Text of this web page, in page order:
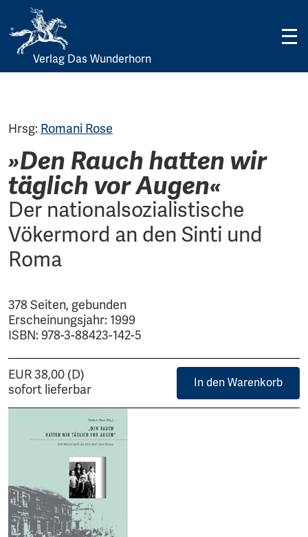
Skip
Verlag Das Wunderhorn
Hrsg: Romani Rose
»Den Rauch hatten wir
täglich vor Augen«
Der nationalsozialistische
Vökermord an den Sinti und
Roma
378 Seiten, gebunden
Erscheinungsjahr: 1999
ISBN: 978-3-88423-142-5
EUR 38,00 (D)
sofort lieferbar
In den Warenkorb